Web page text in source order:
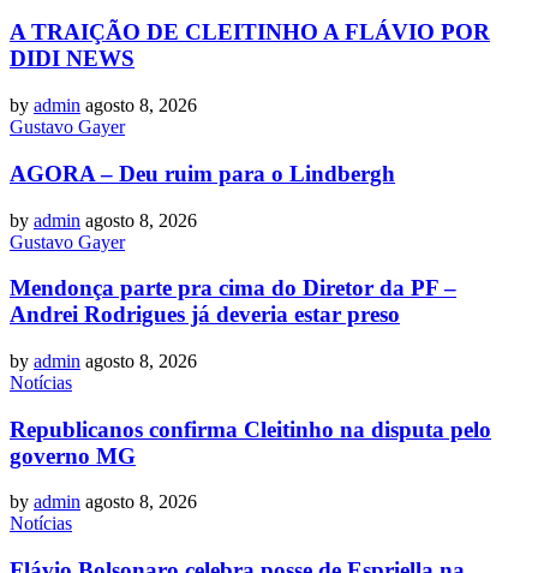
A TRAIÇÃO DE CLEITINHO A FLÁVIO POR
DIDI NEWS
by admin agosto 8, 2026
Gustavo Gayer
AGORA – Deu ruim para o Lindbergh
by admin agosto 8, 2026
Gustavo Gayer
Mendonça parte pra cima do Diretor da PF –
Andrei Rodrigues já deveria estar preso
by admin agosto 8, 2026
Notícias
Republicanos confirma Cleitinho na disputa pelo
governo MG
by admin agosto 8, 2026
Notícias